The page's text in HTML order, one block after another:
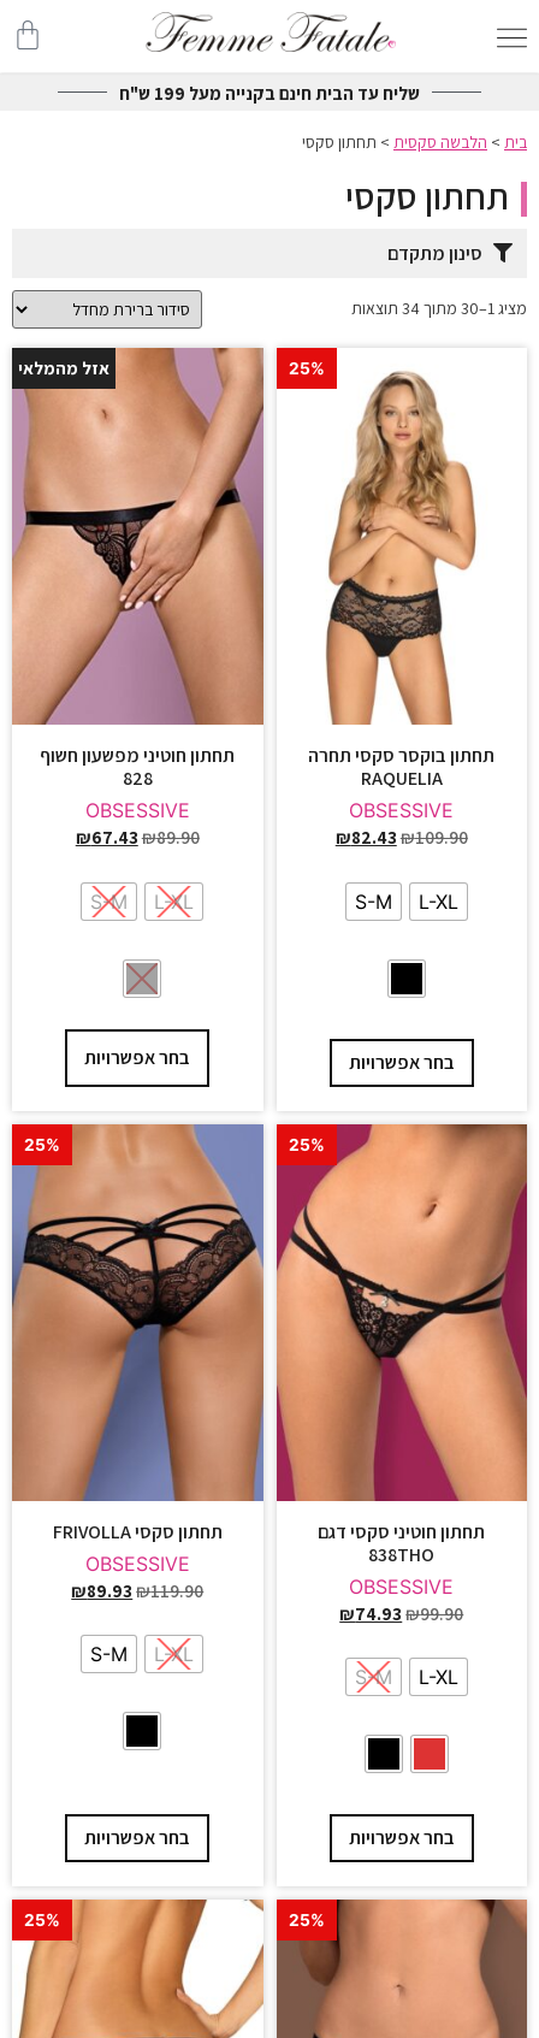
שליח עד הבית חינם בקנייה מעל 199 ש"ח
בית > הלבשה סקסית > תחתון סקסי
תחתון סקסי
סינון מתקדם
מציג 1–30 מתוך 34 תוצאות
25%
תחתון בוקסר סקסי תחרה
RAQUELIA
OBSESSIVE
₪109.90
₪82.43
L-XL
S-M
בחר אפשרויות
25%
תחתון חוטיני מפשעון חשוף
828
OBSESSIVE
₪89.90
₪67.43
אזל מהמלאי
L-XL
S-M
בחר אפשרויות
25%
תחתון חוטיני סקסי דגם
838THO
OBSESSIVE
₪99.90
₪74.93
L-XL
S-M
בחר אפשרויות
25%
תחתון סקסי FRIVOLLA
OBSESSIVE
₪119.90
₪89.93
L-XL
S-M
בחר אפשרויות
25%
25%